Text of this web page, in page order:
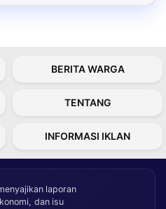
BERITA WARGA
TENTANG
INFORMASI IKLAN
laporan
dan isu